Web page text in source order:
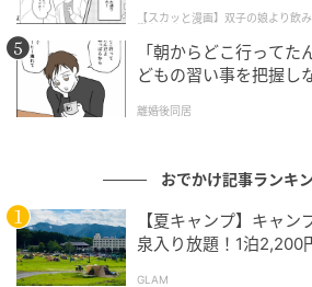
定員：2名
広さ：13㎡
料金：1名6,200円/泊～、2名
ダブルルームは、1人でゆったり泊
独立したコンテナ客室は隣室と壁
かに過ごしたいときにも向いてい
【スカッと漫画】双子の娘より飲
懲らしめた話
「朝からどこ行って
どもの習い事を把握し
離婚後同居
おでかけ記事ランキ
【夏キャンプ】キャ
泉入り放題！1泊2,200
GLAM